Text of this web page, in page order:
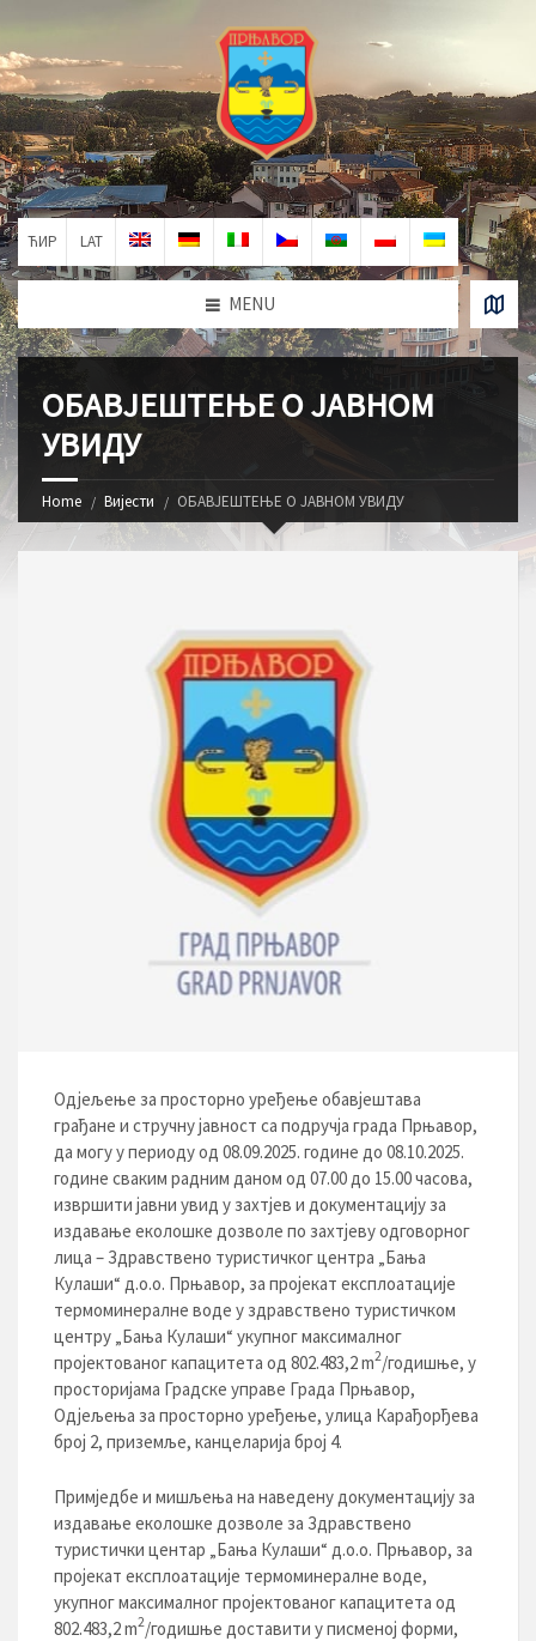
ЋИР LAT
MENU
ОБАВЈЕШТЕЊЕ О ЈАВНОМ
УВИДУ
Home Вијести ОБАВЈЕШТЕЊЕ О ЈАВНОМ УВИДУ
Одјељење за просторно уређење обавјештава
грађане и стручну јавност са подручја града Прњавор,
да могу у периоду од 08.09.2025. године до 08.10.2025.
године сваким радним даном од 07.00 до 15.00 часова,
извршити јавни увид у захтјев и документацију за
издавање еколошке дозволе по захтјеву одговорног
лица – Здравствено туристичког центра „Бања
Кулаши“ д.о.о. Прњавор, за пројекат експлоатације
термоминералне воде у здравствено туристичком
центру „Бања Кулаши“ укупног максималног
пројектованог капацитета од 802.483,2 m2/годишње, у
просторијама Градске управе Града Прњавор,
Одјељења за просторно уређење, улица Карађорђева
број 2, приземље, канцеларија број 4.
Примједбе и мишљења на наведену документацију за
издавање еколошке дозволе за Здравствено
туристички центар „Бања Кулаши“ д.о.о. Прњавор, за
пројекат експлоатације термоминералне воде,
укупног максималног пројектованог капацитета од
802.483,2 m2/годишње доставити у писменој форми,